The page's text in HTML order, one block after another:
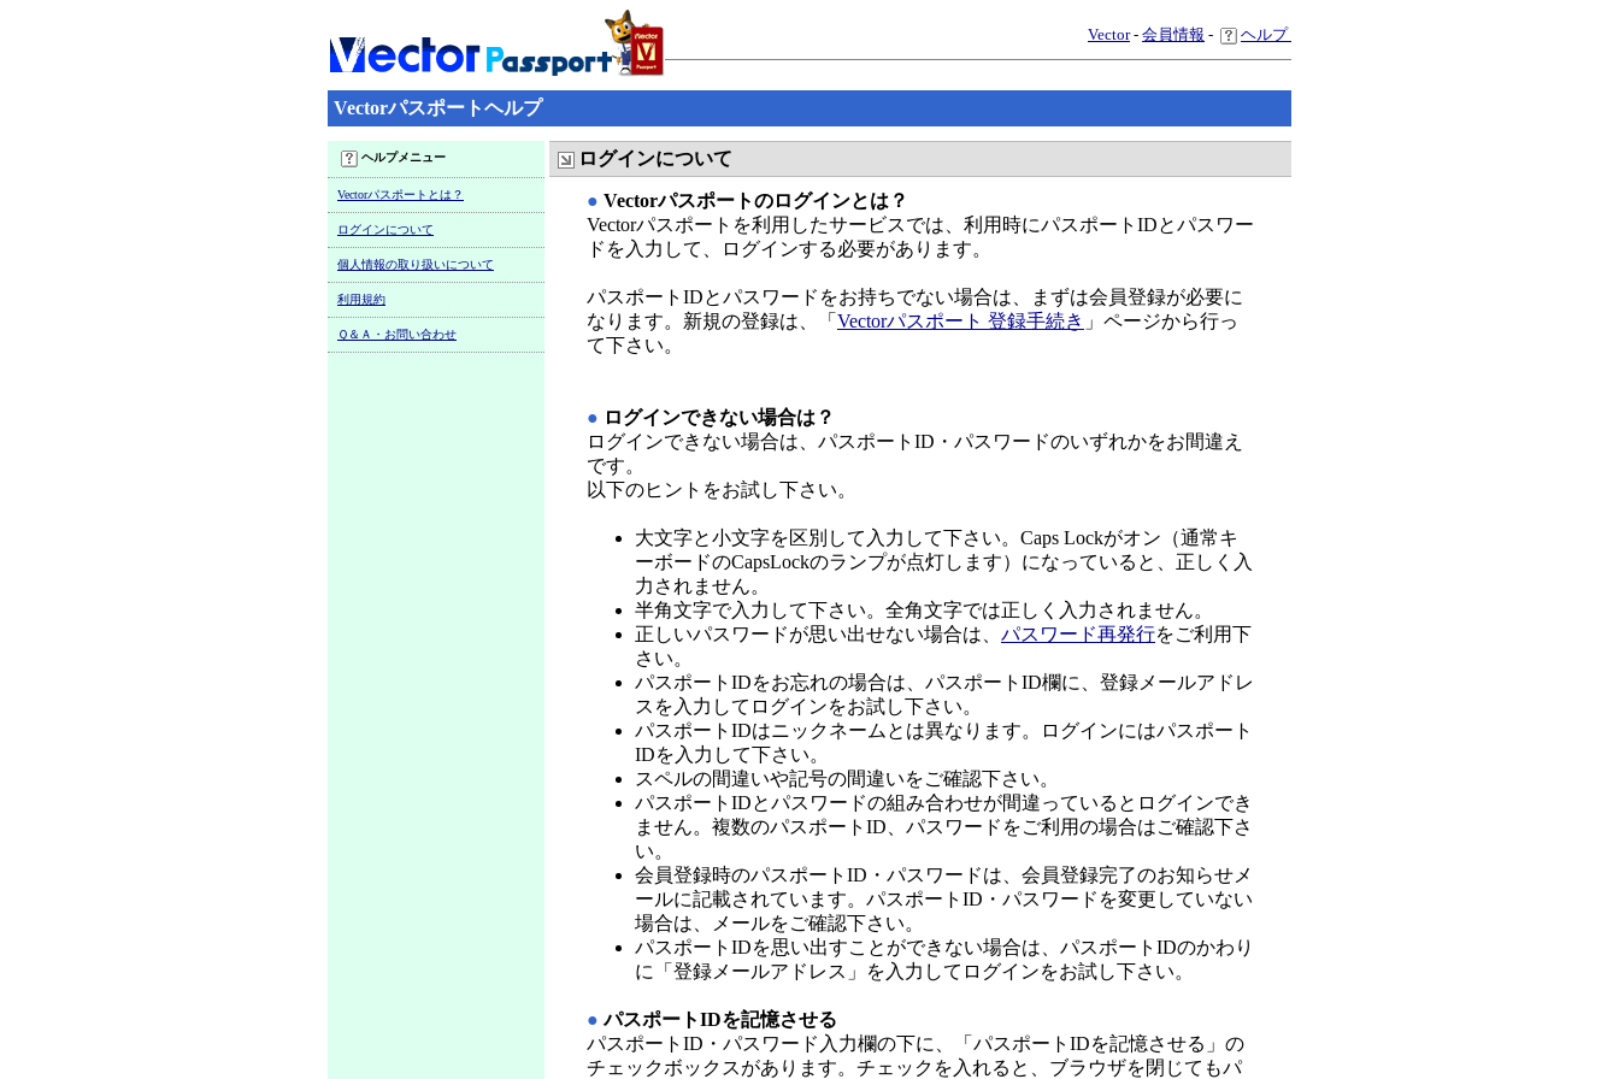
Vector- 会員情報 - ヘルプ
Vectorパスポートヘルプ
ヘルプメニュー
Vectorパスポートとは？
ログインについて
個人情報の取り扱いについて
利用規約
Ｑ＆Ａ・お問い合わせ
ログインについて
● Vectorパスポートのログインとは？
Vectorパスポートを利用したサービスでは、利用時にパスポートIDとパスワー
ドを入力して、ログインする必要があります。
パスポートIDとパスワードをお持ちでない場合は、まずは会員登録が必要に
なります。新規の登録は、「 Vectorパスポート 登録手続き 」ページから行っ
て下さい。
● ログインできない場合は？
ログインできない場合は、パスポートID・パスワードのいずれかをお間違え
です。
以下のヒントをお試し下さい。
大文字と小文字を区別して入力して下さい。Caps Lockがオン（通常キ
ーボードのCapsLockのランプが点灯します）になっていると、正しく入
力されません。
半角文字で入力して下さい。全角文字では正しく入力されません。
正しいパスワードが思い出せない場合は、 パスワード再発行をご利用下
さい。
パスポートIDをお忘れの場合は、パスポートID欄に、登録メールアドレ
スを入力してログインをお試し下さい。
パスポートIDはニックネームとは異なります。ログインにはパスポート
IDを入力して下さい。
スペルの間違いや記号の間違いをご確認下さい。
パスポートIDとパスワードの組み合わせが間違っているとログインでき
ません。複数のパスポートID、パスワードをご利用の場合はご確認下さ
い。
会員登録時のパスポートID・パスワードは、会員登録完了のお知らせメ
ールに記載されています。パスポートID・パスワードを変更していない
場合は、メールをご確認下さい。
パスポートIDを思い出すことができない場合は、パスポートIDのかわり
に「登録メールアドレス」を入力してログインをお試し下さい。
● パスポートIDを記憶させる
パスポートID・パスワード入力欄の下に、「パスポートIDを記憶させる」の
チェックボックスがあります。チェックを入れると、ブラウザを閉じてもパ